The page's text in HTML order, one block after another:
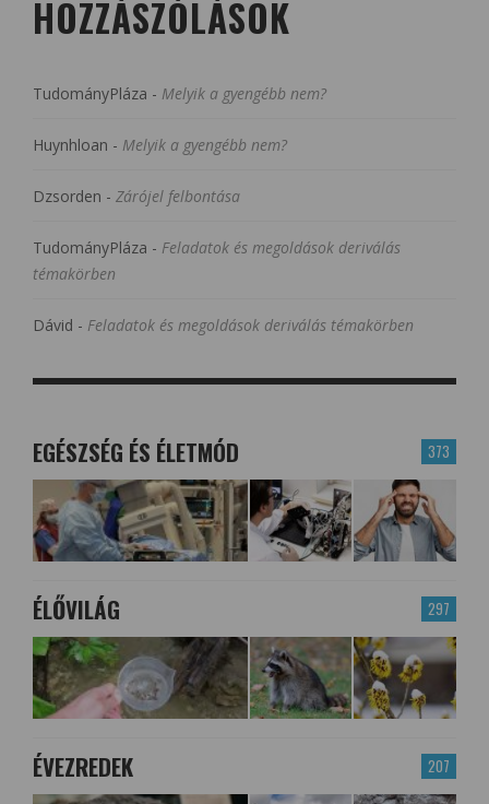
HOZZÁSZÓLÁSOK
TudományPláza - Melyik a gyengébb nem?
Huynhloan - Melyik a gyengébb nem?
Dzsorden - Zárójel felbontása
TudományPláza - Feladatok és megoldások deriválás
témakörben
Dávid - Feladatok és megoldások deriválás témakörben
373
EGÉSZSÉG ÉS ÉLETMÓD
297
ÉLŐVILÁG
207
ÉVEZREDEK